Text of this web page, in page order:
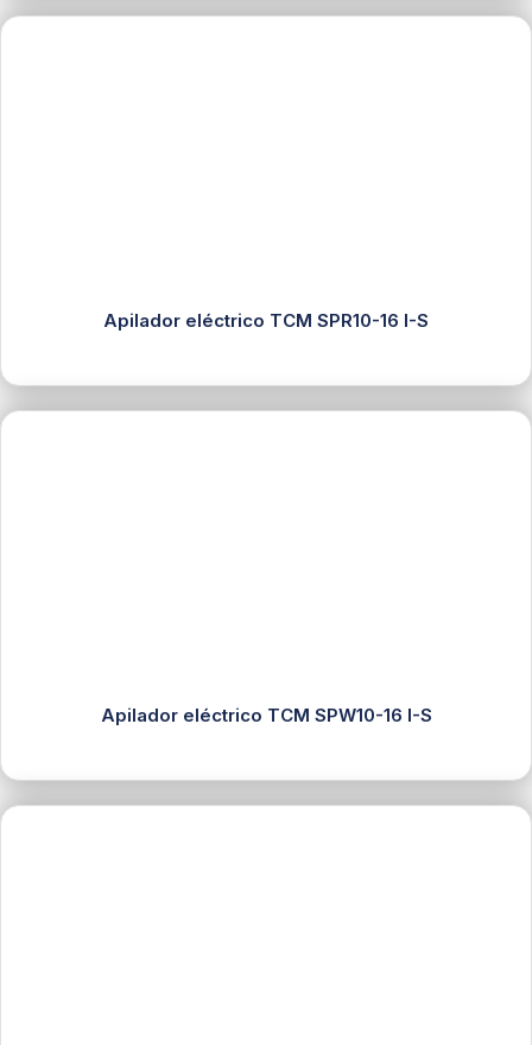
Apilador eléctrico TCM SPR10-16 I-S
Apilador eléctrico TCM SPW10-16 I-S